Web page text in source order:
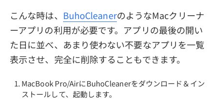
こんな時は、 BuhoCleanerのようなMacクリーナ
ーアプリの利用が必要です。アプリの最後の開い
た日に並べ、あまり使わない不要なアプリを一覧
表示させ、完全に削除することもできます。
MacBook Pro/AirにBuhoCleanerをダウンロード＆イン
ストールして、起動します。